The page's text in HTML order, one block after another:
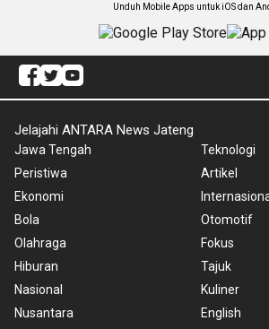
Unduh Mobile Apps untuk iOS dan
Jelajahi ANTARA News Jateng
Jawa Tengah
Peristiwa
Ekonomi
Bola
Olahraga
Hiburan
Nasional
Nusantara
Teknologi
Artikel
Otomotif
Fokus
Tajuk
Kuliner
English